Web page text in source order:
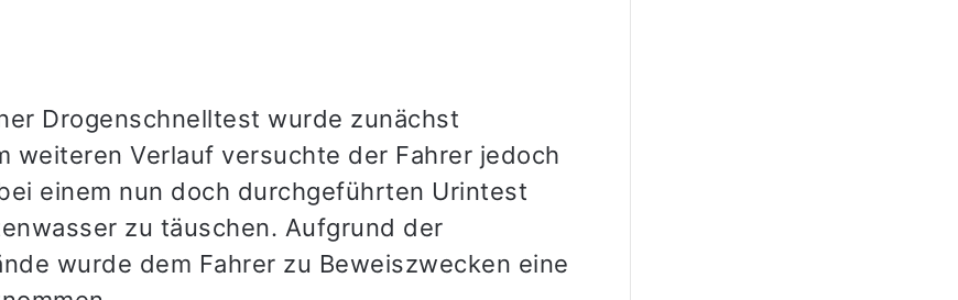
Drogenschnelltest wurde zunächst
weiteren Verlauf versuchte der Fahrer jedoch
einem nun doch durchgeführten Urintest
zu täuschen. Aufgrund der
wurde dem Fahrer zu Beweiszwecken eine